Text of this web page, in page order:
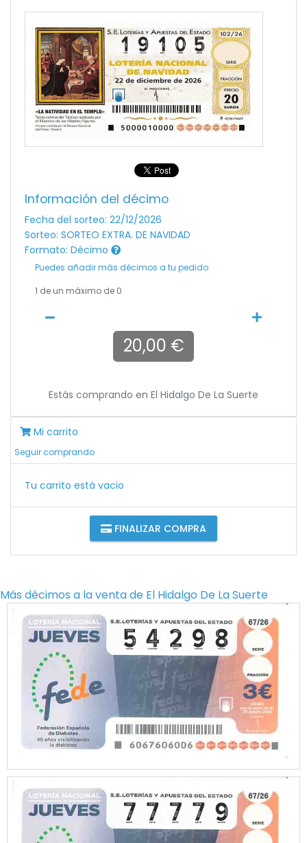
Información del décimo
Fecha del sorteo: 22/12/2026
Sorteo: SORTEO EXTRA. DE NAVIDAD
Formato: Décimo
Puedes añadir más décimos a tu pedido
1 de un máximo de 0
20,00 €
Estás comprando en El Hidalgo De La Suerte
Mi carrito
Seguir comprando
Tu carrito está vacio
FINALIZAR COMPRA
Más décimos a la venta de El Hidalgo De La Suerte